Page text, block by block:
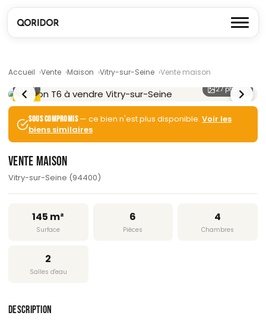
Accueil Vente Maison Vitry-sur-Seine Vente maison
DPE E
/ 27 27 photos
SOUS COMPROMIS— ce bien n'est plus disponible. Voir les
biens similaires
VENTE MAISON
Vitry-sur-Seine (94400)
145 m²
Surface
6
Pièces
4
Chambres
2
Salles d'eau
DESCRIPTION